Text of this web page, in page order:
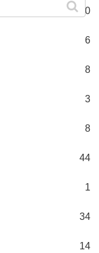
50
6
8
3
8
44
1
34
14